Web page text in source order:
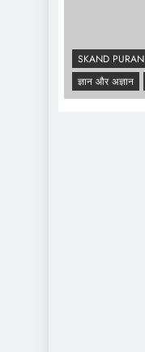
SKAND PURAN
ज्ञान और अज्ञान